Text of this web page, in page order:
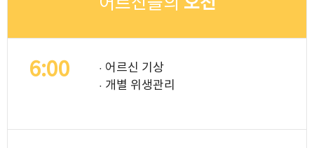
6:00
· 어르신 기상
· 개별 위생관리